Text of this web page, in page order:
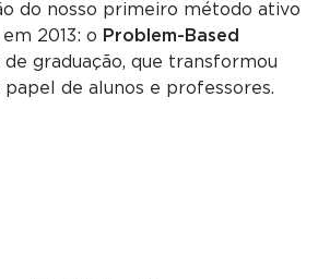
do nosso primeiro método ativo
2013: o Problem-Based
de graduação, que transformou
de alunos e professores.